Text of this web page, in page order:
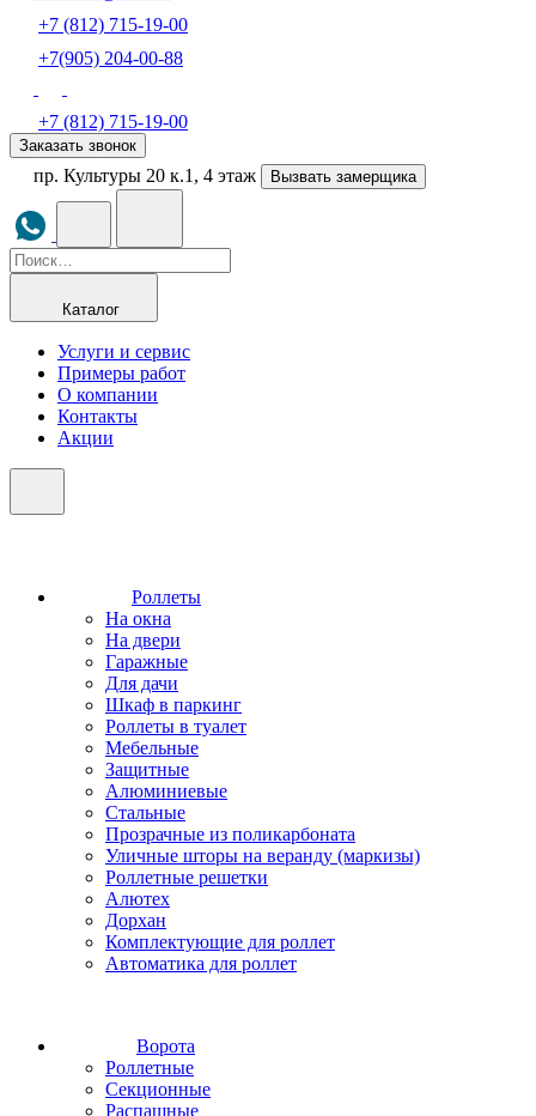
+7 (812) 715-19-00
+7(905) 204-00-88
+7 (812) 715-19-00
Заказать звонок
пр. Культуры 20 к.1, 4 этаж Вызвать замерщика
Каталог
Услуги и сервис
Примеры работ
О компании
Контакты
Акции
Роллеты
На окна
На двери
Гаражные
Для дачи
Шкаф в паркинг
Роллеты в туалет
Мебельные
Защитные
Алюминиевые
Стальные
Прозрачные из поликарбоната
Уличные шторы на веранду (маркизы)
Роллетные решетки
Алютех
Дорхан
Комплектующие для роллет
Автоматика для роллет
Ворота
Роллетные
Секционные
Распашные